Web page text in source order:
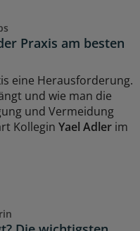
Praxis am besten
eine Herausforderung.
und wie man die
und Vermeidung
Kollegin Yael Adler im